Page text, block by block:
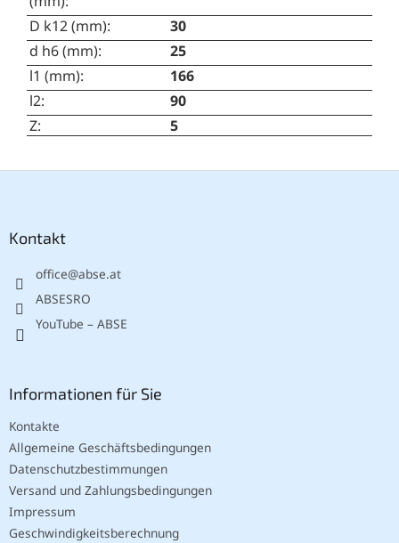
D k12 (mm):
30
d h6 (mm):
25
l1 (mm):
166
l2:
90
Z: 5
Kontakt
office@abse.at
ABSESRO
YouTube – ABSE
Informationen für Sie
Kontakte
Allgemeine Geschäftsbedingungen
Datenschutzbestimmungen
Versand und Zahlungsbedingungen
Impressum
Geschwindigkeitsberechnung